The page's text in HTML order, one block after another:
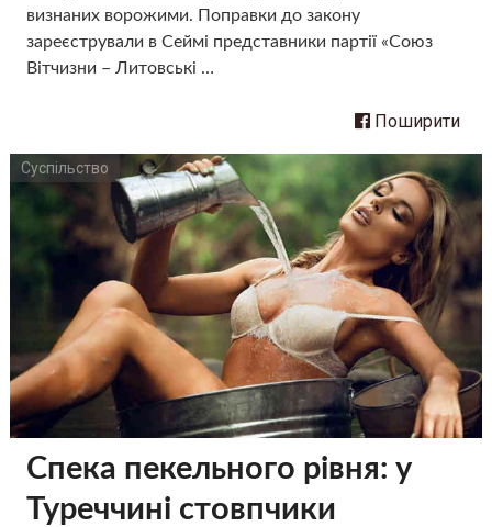
визнаних ворожими. Поправки до закону
зареєстрували в Сеймі представники партії «Союз
Вітчизни – Литовські …
Поширити
Суспільство
Спека пекельного рівня: у
Туреччині стовпчики